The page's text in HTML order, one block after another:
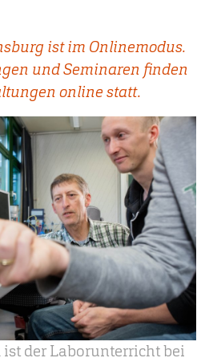
instead.
ist im Onlinemodus.
und Seminaren finden
online statt.
der Laborunterricht bei